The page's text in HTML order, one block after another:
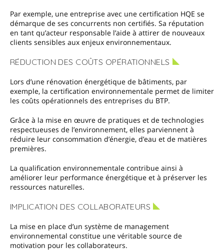
Par exemple, une entreprise avec une certification HQE se
démarque de ses concurrents non certifiés. Sa réputation
en tant qu’acteur responsable l’aide à attirer de nouveaux
clients sensibles aux enjeux environnementaux.
RÉDUCTION DES COÛTS OPÉRATIONNELS
Lors d’une rénovation énergétique de bâtiments, par
exemple, la certification environnementale permet de limiter
les coûts opérationnels des entreprises du BTP.
Grâce à la mise en œuvre de pratiques et de technologies
respectueuses de l’environnement, elles parviennent à
réduire leur consommation d’énergie, d’eau et de matières
premières.
La qualification environnementale contribue ainsi à
améliorer leur performance énergétique et à préserver les
ressources naturelles.
IMPLICATION DES COLLABORATEURS
La mise en place d’un système de management
environnemental constitue une véritable source de
motivation pour les collaborateurs.